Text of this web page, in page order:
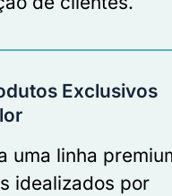
Exclusivos
uma linha
idealizados por